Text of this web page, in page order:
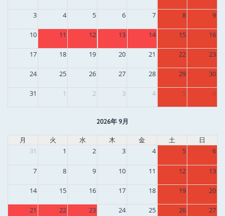
3 4 5 6 7 8 9
10 11 12 13 14 15 16
17 18 19 20 21 22 23
24 25 26 27 28 29 30
31 1 2 3 4 5 6
2026年 9月
月 火 水 木 金 土
日
31
1 2 3 4 5 6
7 8 9 10 11 12 13
14 15 16 17 18 19 20
21 22 23 24 25 26 27